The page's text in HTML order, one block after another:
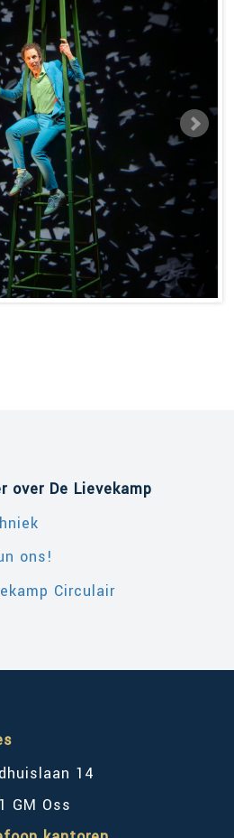
over De Lievekamp
ons!
Circulair
14
GM Oss